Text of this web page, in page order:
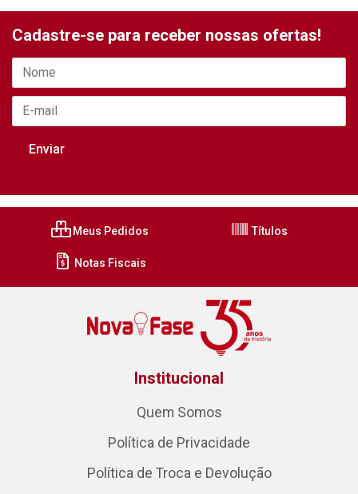
Cadastre-se para receber nossas ofertas!
Meus Pedidos Títulos
Notas Fiscais
Institucional
Quem Somos
Política de Privacidade
Política de Troca e Devolução